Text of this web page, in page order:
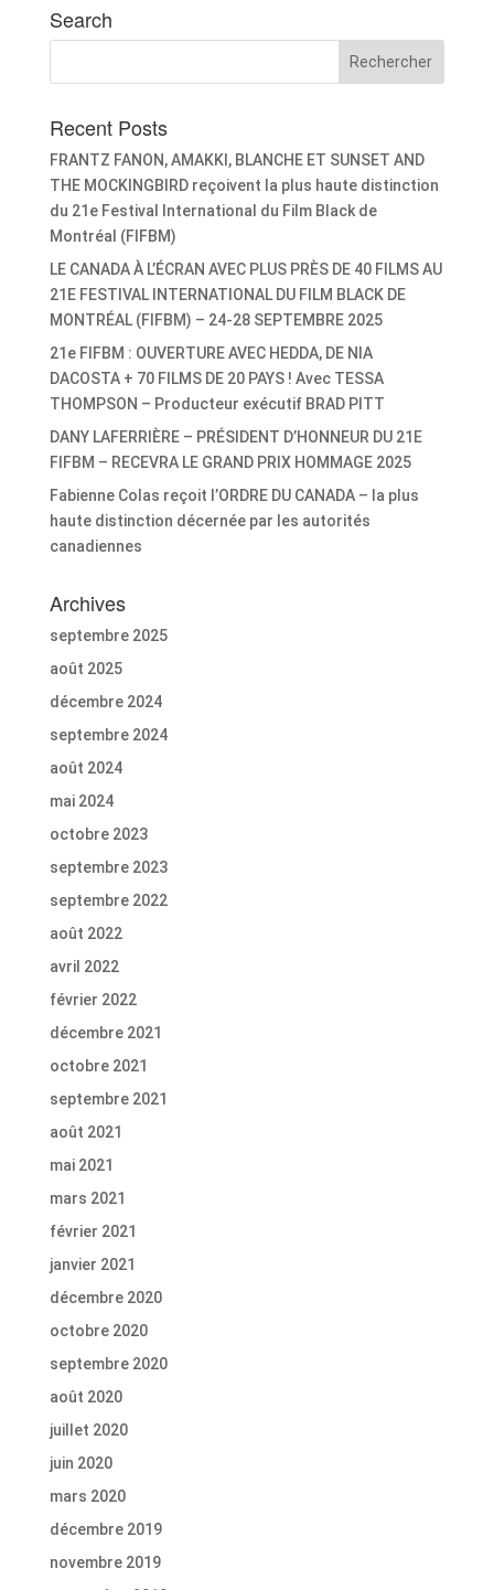
Search
Recent Posts
FRANTZ FANON, AMAKKI, BLANCHE ET SUNSET AND
THE MOCKINGBIRD reçoivent la plus haute distinction
du 21e Festival International du Film Black de
Montréal (FIFBM)
LE CANADA À L’ÉCRAN AVEC PLUS PRÈS DE 40 FILMS AU
21E FESTIVAL INTERNATIONAL DU FILM BLACK DE
MONTRÉAL (FIFBM) – 24-28 SEPTEMBRE 2025
21e FIFBM : OUVERTURE AVEC HEDDA, DE NIA
DACOSTA + 70 FILMS DE 20 PAYS ! Avec TESSA
THOMPSON – Producteur exécutif BRAD PITT
DANY LAFERRIÈRE – PRÉSIDENT D’HONNEUR DU 21E
FIFBM – RECEVRA LE GRAND PRIX HOMMAGE 2025
Fabienne Colas reçoit l’ORDRE DU CANADA – la plus
haute distinction décernée par les autorités
canadiennes
Archives
septembre 2025
août 2025
décembre 2024
septembre 2024
août 2024
mai 2024
octobre 2023
septembre 2023
septembre 2022
août 2022
avril 2022
février 2022
décembre 2021
octobre 2021
septembre 2021
août 2021
mai 2021
mars 2021
février 2021
janvier 2021
décembre 2020
octobre 2020
septembre 2020
août 2020
juillet 2020
juin 2020
mars 2020
décembre 2019
novembre 2019